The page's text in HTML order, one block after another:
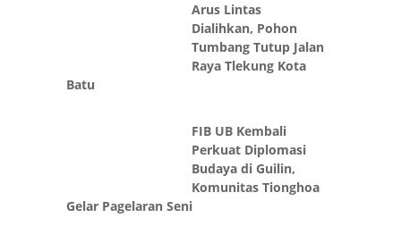
Arus Lintas
Dialihkan, Pohon
Tumbang Tutup Jalan
Raya Tlekung Kota
Batu
FIB UB Kembali
Perkuat Diplomasi
Budaya di Guilin,
Komunitas Tionghoa
Gelar Pagelaran Seni